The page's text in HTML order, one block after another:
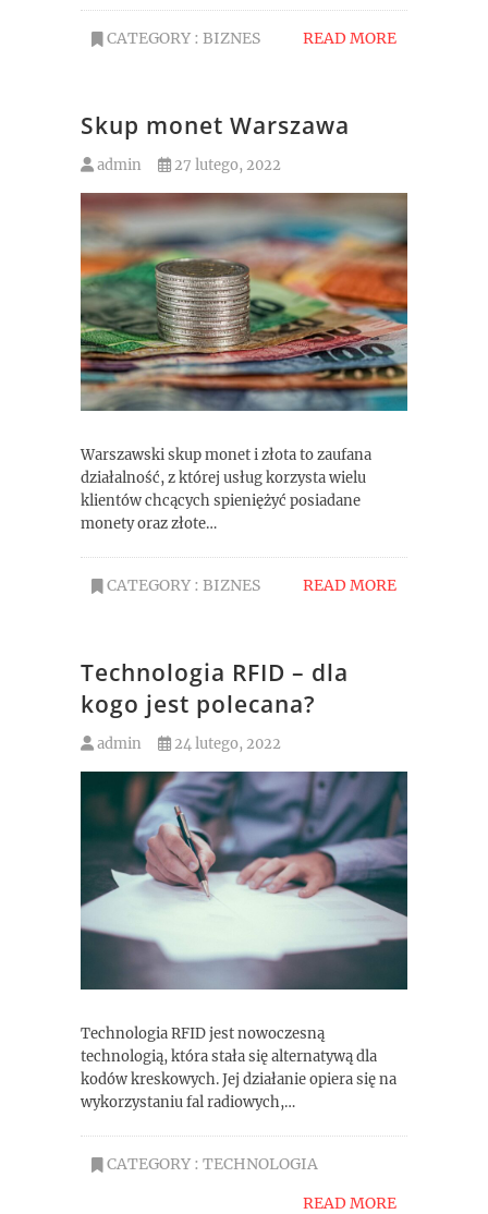
CATEGORY : BIZNES READ MORE
Skup monet Warszawa
admin 27 lutego, 2022
Warszawski skup monet i złota to zaufana
działalność, z której usług korzysta wielu
klientów chcących spieniężyć posiadane
monety oraz złote…
CATEGORY : BIZNES READ MORE
Technologia RFID – dla
kogo jest polecana?
admin 24 lutego, 2022
Technologia RFID jest nowoczesną
technologią, która stała się alternatywą dla
kodów kreskowych. Jej działanie opiera się na
wykorzystaniu fal radiowych,…
CATEGORY : TECHNOLOGIA
READ MORE